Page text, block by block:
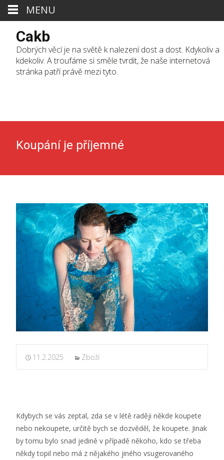
Cakb
Dobrých věcí je na světě k nalezení dost a dost. Kdykoliv a
kdekoliv. A troufáme si směle tvrdit, že naše internetová
stránka patří právě mezi tyto.
Koupání je příjemné
11.2.2025 Zboží
Kdybych se vás zeptal, zda se v létě raději někde koupete
nebo nekoupete, určitě bych se dozvěděl, že koupete. Jinak
by tomu bylo snad jedině v případě někoho, kdo se třeba
někdy topil nebo má z nějakého jiného vsugerovaného
MENU